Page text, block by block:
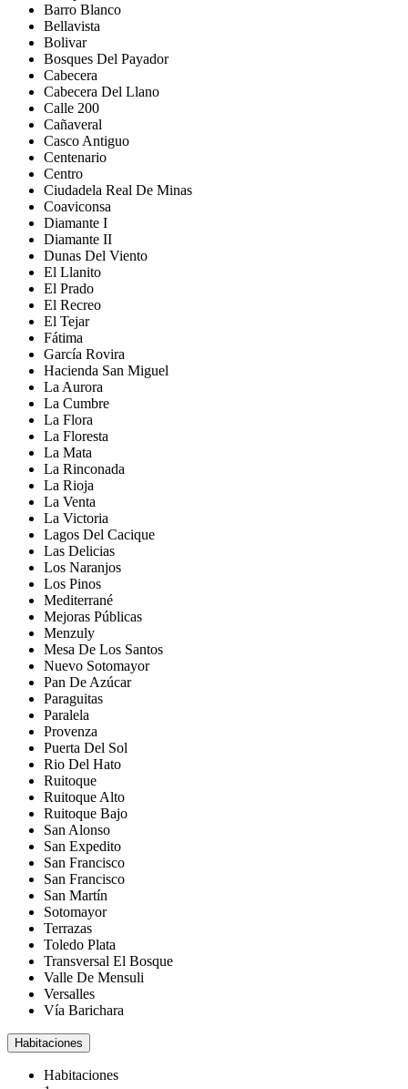
Barro Blanco
Bellavista
Bolivar
Bosques Del Payador
Cabecera
Cabecera Del Llano
Calle 200
Cañaveral
Casco Antiguo
Centenario
Centro
Ciudadela Real De Minas
Coaviconsa
Diamante I
Diamante II
Dunas Del Viento
El Llanito
El Prado
El Recreo
El Tejar
Fátima
García Rovira
Hacienda San Miguel
La Aurora
La Cumbre
La Flora
La Floresta
La Mata
La Rinconada
La Rioja
La Venta
La Victoria
Lagos Del Cacique
Las Delicias
Los Naranjos
Los Pinos
Mediterrané
Mejoras Públicas
Menzuly
Mesa De Los Santos
Nuevo Sotomayor
Pan De Azúcar
Paraguitas
Paralela
Provenza
Puerta Del Sol
Rio Del Hato
Ruitoque
Ruitoque Alto
Ruitoque Bajo
San Alonso
San Expedito
San Francisco
San Francisco
San Martín
Sotomayor
Terrazas
Toledo Plata
Transversal El Bosque
Valle De Mensuli
Versalles
Vía Barichara
Habitaciones
Habitaciones